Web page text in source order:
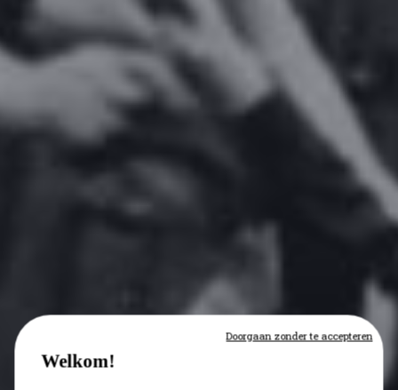
Welkom!
Doorgaan zonder te accepteren